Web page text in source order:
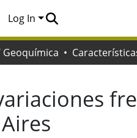
Log In
Geoquímica